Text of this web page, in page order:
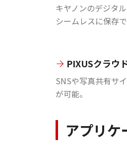
キヤノンのデジタ
シームレスに保存
PIXUSクラウ
SNSや写真共有サ
が可能。
アプリケ